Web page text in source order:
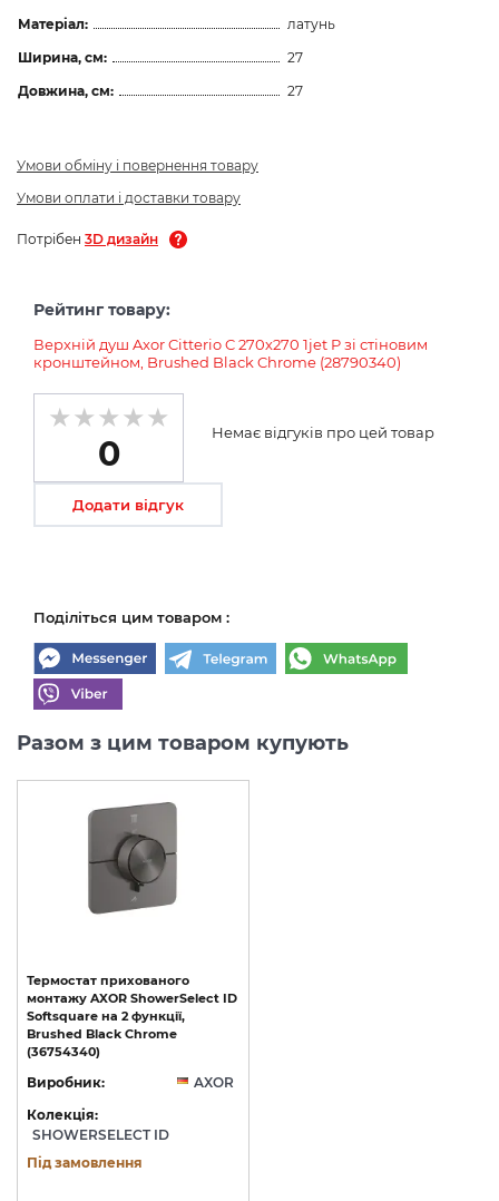
Матеріал:
латунь
Ширина, см:
27
Довжина, см:
27
Умови обміну і повернення товару
Умови оплати і доставки товару
Потрібен 3D дизайн
Рейтинг товару:
Верхній душ Axor Citterio C 270х270 1jet P зі стіновим
кронштейном, Brushed Black Chrome (28790340)
0
Немає відгуків про цей товар
Додати відгук
Поділіться цим товаром :
Разом з цим товаром купують
Термостат прихованого
монтажу AXOR ShowerSelect ID
Softsquare на 2 функції,
Brushed Black Chrome
(36754340)
Виробник:
AXOR
Колекція:
SHOWERSELECT ID
Під замовлення